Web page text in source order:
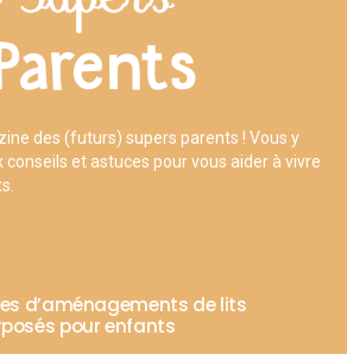
des (futurs) supers parents ! Vous y
et astuces pour vous aider à vivre
d’aménagements de lits
pour enfants